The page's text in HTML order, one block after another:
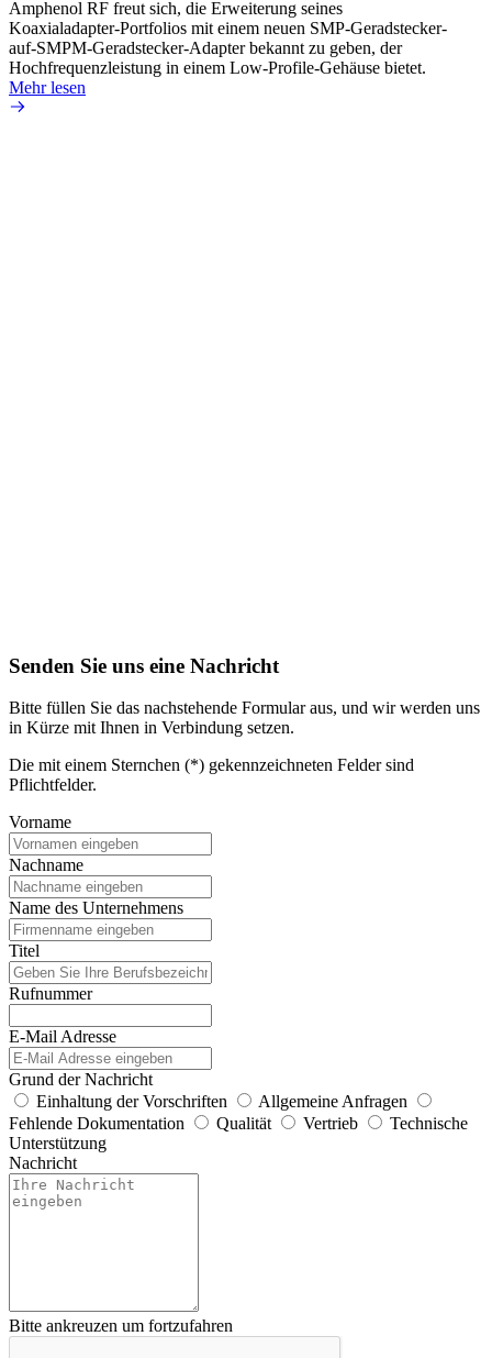
Amphenol RF freut sich, die Erweiterung seines
Koaxialadapter-Portfolios mit einem neuen SMP-Geradstecker-
auf-SMPM-Geradstecker-Adapter bekannt zu geben, der
Hochfrequenzleistung in einem Low-Profile-Gehäuse bietet.
Mehr lesen
Senden Sie uns eine Nachricht
Bitte füllen Sie das nachstehende Formular aus, und wir werden uns
in Kürze mit Ihnen in Verbindung setzen.
Die mit einem Sternchen (*) gekennzeichneten Felder sind
Pflichtfelder.
Vorname
Nachname
Name des Unternehmens
Titel
Rufnummer
E-Mail Adresse
Grund der Nachricht
Einhaltung der Vorschriften
Allgemeine Anfragen
Fehlende Dokumentation
Qualität Vertrieb
Technische
Unterstützung
Nachricht
Bitte ankreuzen um fortzufahren